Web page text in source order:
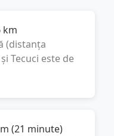
km
(distanța
și Tecuci este de
(21 minute)